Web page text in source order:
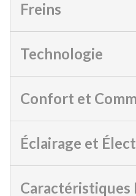
Freins
Technologie
Confort et
Éclairage et
Caractéristiques